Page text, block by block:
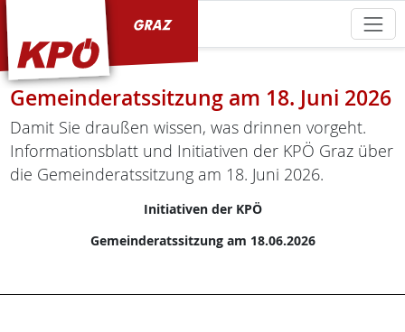
Gemeinderatssitzung am 18. Juni 2026
Damit Sie draußen wissen, was drinnen vorgeht.
Informationsblatt und Initiativen der KPÖ Graz über
die Gemeinderatssitzung am 18. Juni 2026.
Initiativen der KPÖ
Gemeinderatssitzung am 18.06.2026